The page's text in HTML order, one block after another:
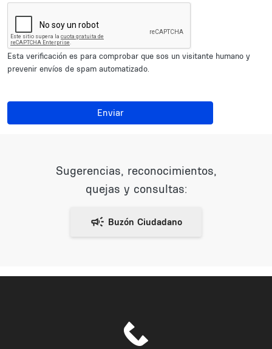
Esta verificación es para comprobar que sos un visitante humano y
prevenir envíos de spam automatizado.
Enviar
Sugerencias, reconocimientos,
quejas y consultas: